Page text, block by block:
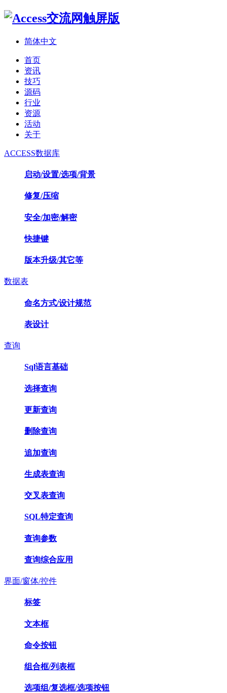
简体中文
首页
资讯
技巧
源码
行业
资源
活动
关于
ACCESS数据库
启动/设置/选项/背景
修复/压缩
安全/加密/解密
快捷键
版本升级/其它等
数据表
命名方式/设计规范
表设计
查询
Sql语言基础
选择查询
更新查询
删除查询
追加查询
生成表查询
交叉表查询
SQL特定查询
查询参数
查询综合应用
界面/窗体/控件
标签
文本框
命令按钮
组合框/列表框
选项组/复选框/选项按钮